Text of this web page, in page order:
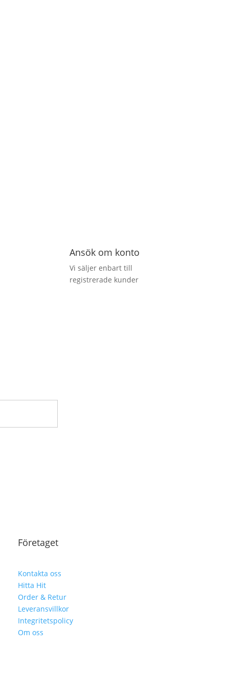
Ansök om konto
Vi säljer enbart till
registrerade kunder
Företaget
Kontakta oss
Hitta Hit
Order & Retur
Leveransvillkor
Integritetspolicy
Om oss